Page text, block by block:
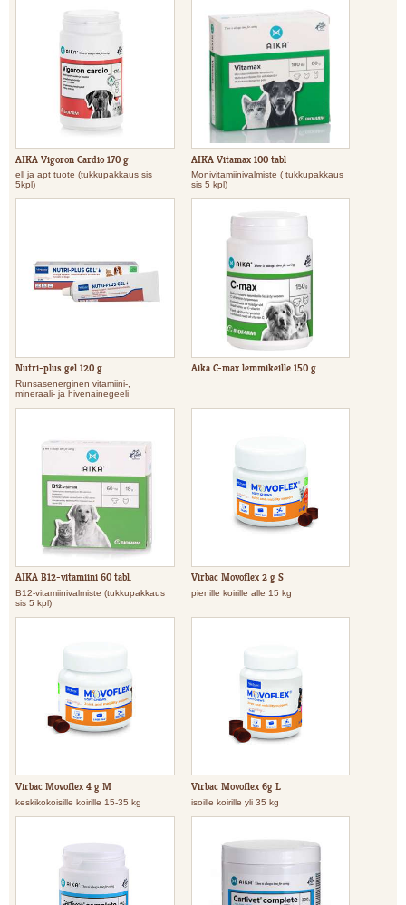
AIKA Vigoron Cardio 170 g
ell ja apt tuote (tukkupakkaus sis
5kpl)
AIKA Vitamax 100 tabl
Monivitamiinivalmiste ( tukkupakkaus
sis 5 kpl)
Nutri-plus gel 120 g
Runsasenerginen vitamiini-,
mineraali- ja hivenainegeeli
Aika C-max lemmikeille 150 g
AIKA B12-vitamiini 60 tabl.
B12-vitamiinivalmiste (tukkupakkaus
sis 5 kpl)
Virbac Movoflex 2 g S
pienille koirille alle 15 kg
Virbac Movoflex 4 g M
keskikokoisille koirille 15-35 kg
Virbac Movoflex 6g L
isoille koirille yli 35 kg